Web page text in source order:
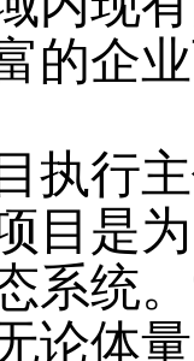
的企
执行
目是
系统
论体